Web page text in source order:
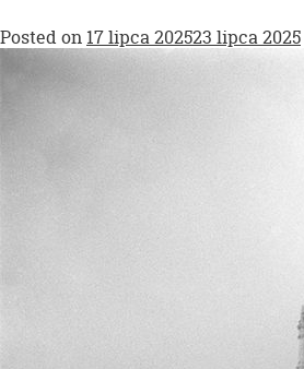
Posted on 17 lipca 202523 lipca 2025